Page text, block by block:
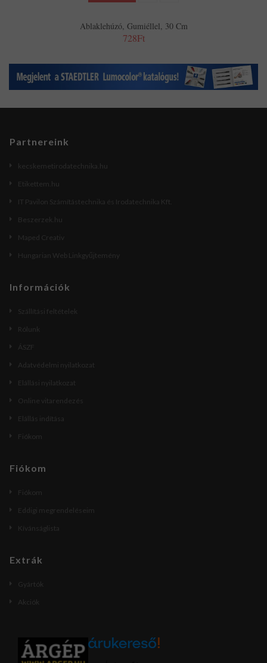
Ablaklehúzó, Gumiéllel, 30 Cm
728Ft
Partnereink
kecskemetirodatechnika.hu
Etikettem.hu
IT Pavilon Számítástechnika és Irodatechnika Kft.
Beszerzek.hu
Maped Creativ
Hungarian Web Linkgyűjtemény
Információk
Szállítási feltételek
Rólunk
ÁSZF
Adatvédelmi nyilatkozat
Elállási nyilatkozat
Online vitarendezés
Elállás indítása
Fiókom
Fiókom
Fiókom
Eddigi megrendeléseim
Kívánságlista
Extrák
Gyártók
Akciók